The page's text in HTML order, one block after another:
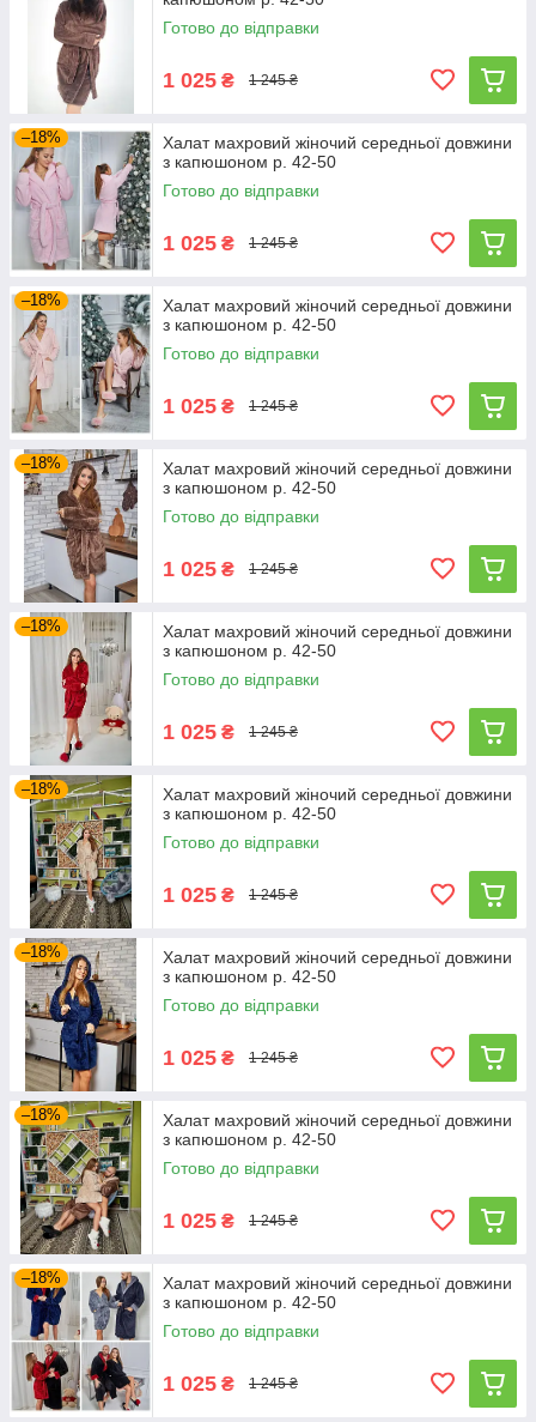
Готово до відправки
1 025 ₴ 1 245 ₴
–18%
Халат махровий жіночий середньої довжини
з капюшоном р. 42-50
Готово до відправки
1 025 ₴ 1 245 ₴
–18%
Халат махровий жіночий середньої довжини
з капюшоном р. 42-50
Готово до відправки
1 025 ₴ 1 245 ₴
–18%
Халат махровий жіночий середньої довжини
з капюшоном р. 42-50
Готово до відправки
1 025 ₴ 1 245 ₴
–18%
Халат махровий жіночий середньої довжини
з капюшоном р. 42-50
Готово до відправки
1 025 ₴ 1 245 ₴
–18%
Халат махровий жіночий середньої довжини
з капюшоном р. 42-50
Готово до відправки
1 025 ₴ 1 245 ₴
–18%
Халат махровий жіночий середньої довжини
з капюшоном р. 42-50
Готово до відправки
1 025 ₴ 1 245 ₴
–18%
Халат махровий жіночий середньої довжини
з капюшоном р. 42-50
Готово до відправки
1 025 ₴ 1 245 ₴
–18%
Халат махровий жіночий середньої довжини
з капюшоном р. 42-50
Готово до відправки
1 025 ₴ 1 245 ₴